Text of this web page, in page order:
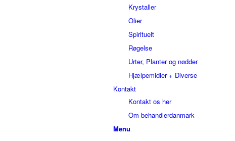
Krystaller
Olier
Spirituelt
Røgelse
Urter, Planter og nødder
Hjælpemidler + Diverse
Kontakt
Kontakt os her
Om behandlerdanmark
Menu